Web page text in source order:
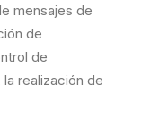
mensajes de
de
de
realización de